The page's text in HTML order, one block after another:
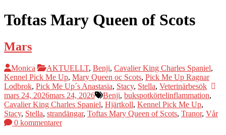
Toftas Mary Queen of Scots
Mars
Monica AKTUELLT, Benji, Cavalier King Charles Spaniel,
Kennel Pick Me Up, Mary Queen oc Scots, Pick Me Up Ragnar
Lodbrok, Pick Me Up´s Anastasia, Stacy, Stella, Veterinärbesök
mars 24, 2026mars 24, 2026 Benji, bukspotkörtelinflammation,
Cavalier King Charles Spaniel, Hjärtkoll, Kennel Pick Me Up,
Stacy, Stella, strandängar, Toftas Mary Queen of Scots, Tranor, Vår
0 kommentarer